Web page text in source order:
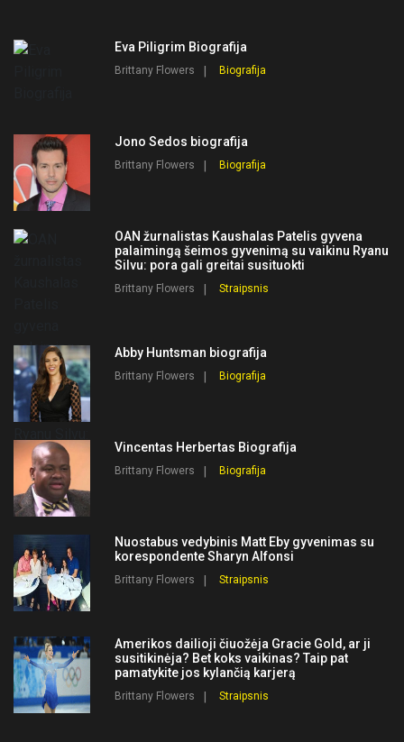
Eva Piligrim Biografija
Brittany Flowers Biografija
Jono Sedos biografija
Brittany Flowers Biografija
OAN žurnalistas Kaushalas Patelis gyvena
palaimingą šeimos gyvenimą su vaikinu Ryanu
Silvu: pora gali greitai susituokti
Brittany Flowers Straipsnis
Abby Huntsman biografija
Brittany Flowers Biografija
Vincentas Herbertas Biografija
Brittany Flowers Biografija
Nuostabus vedybinis Matt Eby gyvenimas su
korespondente Sharyn Alfonsi
Brittany Flowers Straipsnis
Amerikos dailioji čiuožėja Gracie Gold, ar ji
susitikinėja? Bet koks vaikinas? Taip pat
pamatykite jos kylančią karjerą
Brittany Flowers Straipsnis